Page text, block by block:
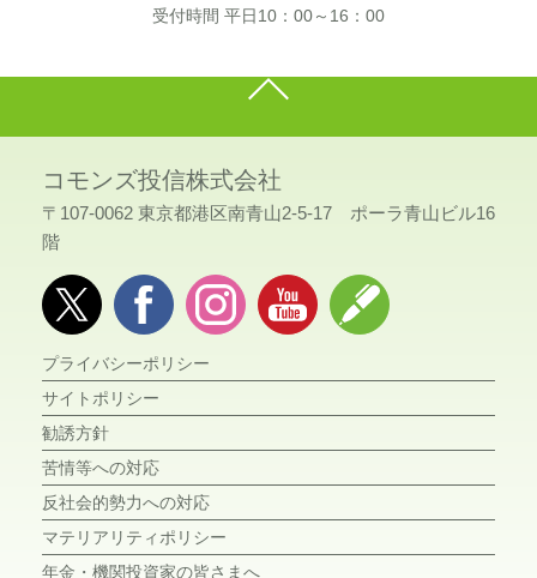
受付時間 平日10：00～16：00
コモンズ投信株式会社
〒107-0062 東京都港区南青山2-5-17 ポーラ青山ビル16
階
プライバシーポリシー
サイトポリシー
勧誘方針
苦情等への対応
反社会的勢力への対応
マテリアリティポリシー
年金・機関投資家の皆さまへ